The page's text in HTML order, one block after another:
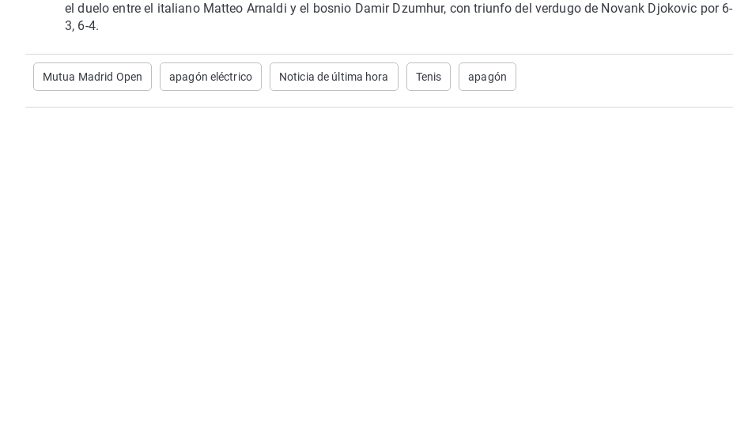
el duelo entre el italiano Matteo Arnaldi y el bosnio Damir Dzumhur, con triunfo del verdugo de Novank Djokovic por 6-
3, 6-4.
Mutua Madrid Open apagón eléctrico Noticia de última hora Tenis apagón